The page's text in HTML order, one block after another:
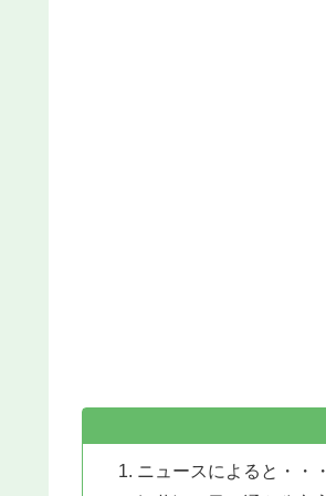
ニュースによると・・・